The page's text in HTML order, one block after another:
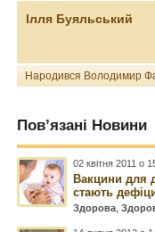
Ілля Буяльський
Народився Володимир
Пов’язані Новини
02 квітня 2011 о
Вакцини для
стають
Здорова ,